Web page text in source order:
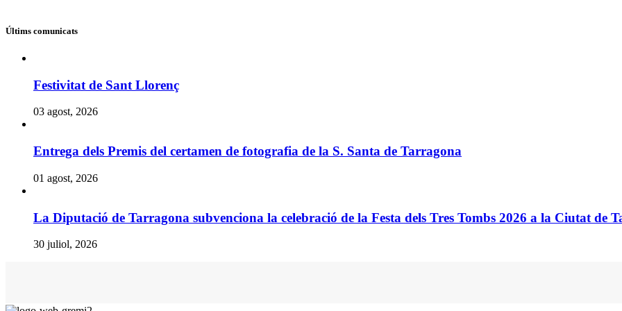
Últims comunicats
Festivitat de Sant Llorenç
03 agost, 2026
Entrega dels Premis del certamen de fotografia de la S. Santa de Tarragona
01 agost, 2026
La Diputació de Tarragona subvenciona la celebració de la Festa dels Tres Tombs 2026 a la Ciutat de
30 juliol, 2026